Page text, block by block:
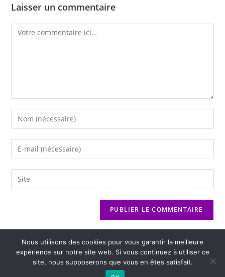
Laisser un commentaire
Nous utilisons des cookies pour vous garantir la meilleure
expérience sur notre site web. Si vous continuez à utiliser ce
site, nous supposerons que vous en êtes satisfait.